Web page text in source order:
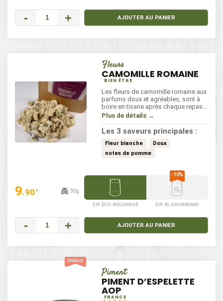
- + AJOUTER AU PANIER
Fleurs
CAMOMILLE ROMAINE
BIEN ÊTRE
Les fleurs de camomille romaine aux
parfums doux et agréables, sont à
boire en tisane après chaque repas.
Elles facilitent la digestion.
Plus de détails →
Les 3 saveurs principales :
Fleur blanche
Doux
notes de pomme
9.90 € 30g
ZIP ÉCO-RECHARGE ZIP XL GOURMAND
- + AJOUTER AU PANIER
Piment
PIMENT D’ESPELETTE
AOP
FRANCE